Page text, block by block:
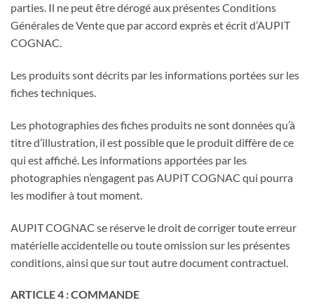
parties. Il ne peut être dérogé aux présentes Conditions
Générales de Vente que par accord exprès et écrit d’AUPIT
COGNAC.
Les produits sont décrits par les informations portées sur les
fiches techniques.
Les photographies des fiches produits ne sont données qu’à
titre d’illustration, il est possible que le produit diffère de ce
qui est affiché. Les informations apportées par les
photographies n’engagent pas AUPIT COGNAC qui pourra
les modifier à tout moment.
AUPIT COGNAC se réserve le droit de corriger toute erreur
matérielle accidentelle ou toute omission sur les présentes
conditions, ainsi que sur tout autre document contractuel.
ARTICLE 4 : COMMANDE